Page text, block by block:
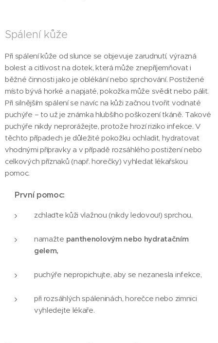
Spálení kůže
Při spálení kůže od slunce se objevuje zarudnutí, výrazná
bolest a citlivost na dotek, která může znepříjemňovat i
běžné činnosti jako je oblékání nebo sprchování. Postižené
místo bývá horké a napjaté, pokožka může svědit nebo pálit.
Při silnějším spálení se navíc na kůži začnou tvořit vodnaté
puchýře – to už je známka hlubšího poškození tkáně. Takové
puchýře nikdy neprorážejte, protože hrozí riziko infekce. V
těchto případech je důležité pokožku ochladit, hydratovat
vhodnými přípravky a v případě rozsáhlého postižení nebo
celkových příznaků (např. horečky) vyhledat lékařskou
pomoc.
První pomoc:
zchlaďte kůži vlažnou (nikdy ledovou!) sprchou,
namažte panthenolovým nebo hydratačním
gelem,
puchýře nepropichujte, aby se nezanesla infekce,
při rozsáhlých spáleninách, horečce nebo zimnici
vyhledejte lékaře.